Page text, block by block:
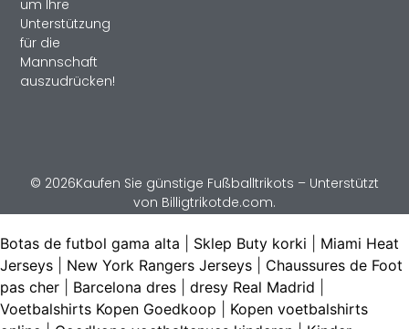
um Ihre
Unterstützung
für die
Mannschaft
auszudrücken!
© 2026Kaufen Sie günstige Fußballtrikots – Unterstützt
von Billigtrikotde.com.
Botas de futbol gama alta Sklep Buty korki
Miami Heat
Jerseys
New York Rangers Jerseys
Chaussures de Foot
pas cher
Barcelona dres dresy Real Madrid
Voetbalshirts Kopen Goedkoop
Kopen voetbalshirts